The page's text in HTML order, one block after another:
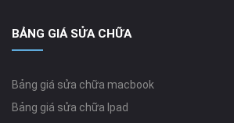
BẢNG GIÁ SỬA CHỮA
Bảng giá sửa chữa macbook
Bảng giá sửa chữa Ipad